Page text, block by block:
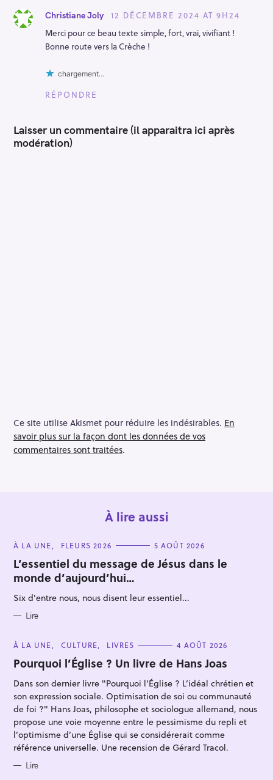
o
n
Christiane Joly
12 DÉCEMBRE 2024 AT 9H24
Merci pour ce beau texte simple, fort, vrai, vivifiant !
Bonne route vers la Crèche !
chargement…
RÉPONDRE
Laisser un commentaire (il apparaitra ici après
modération)
Ce site utilise Akismet pour réduire les indésirables. En
savoir plus sur la façon dont les données de vos
commentaires sont traitées.
À lire aussi
C
T
E
G
O
R
I
S
À LA UNE FLEURS 2026 5 AOÛT 2026
L’essentiel du message de Jésus dans le
monde d’aujourd’hui…
Six d'entre nous, nous disent leur essentiel...
Lire
C
T
E
O
I
E
S
À LA UNE CULTURE LIVRES 4 AOÛT 2026
Pourquoi l’Église ? Un livre de Hans Joas
Dans son dernier livre "Pourquoi l'Église ? L’idéal chrétien et
son expression sociale. Optimisation de soi ou communauté
de foi ?" Hans Joas, philosophe et sociologue allemand, nous
propose une voie moyenne entre le pessimisme du repli et
l’optimisme d’une Église qui se considérerait comme
référence universelle. Une recension de Gérard Tracol.
Lire